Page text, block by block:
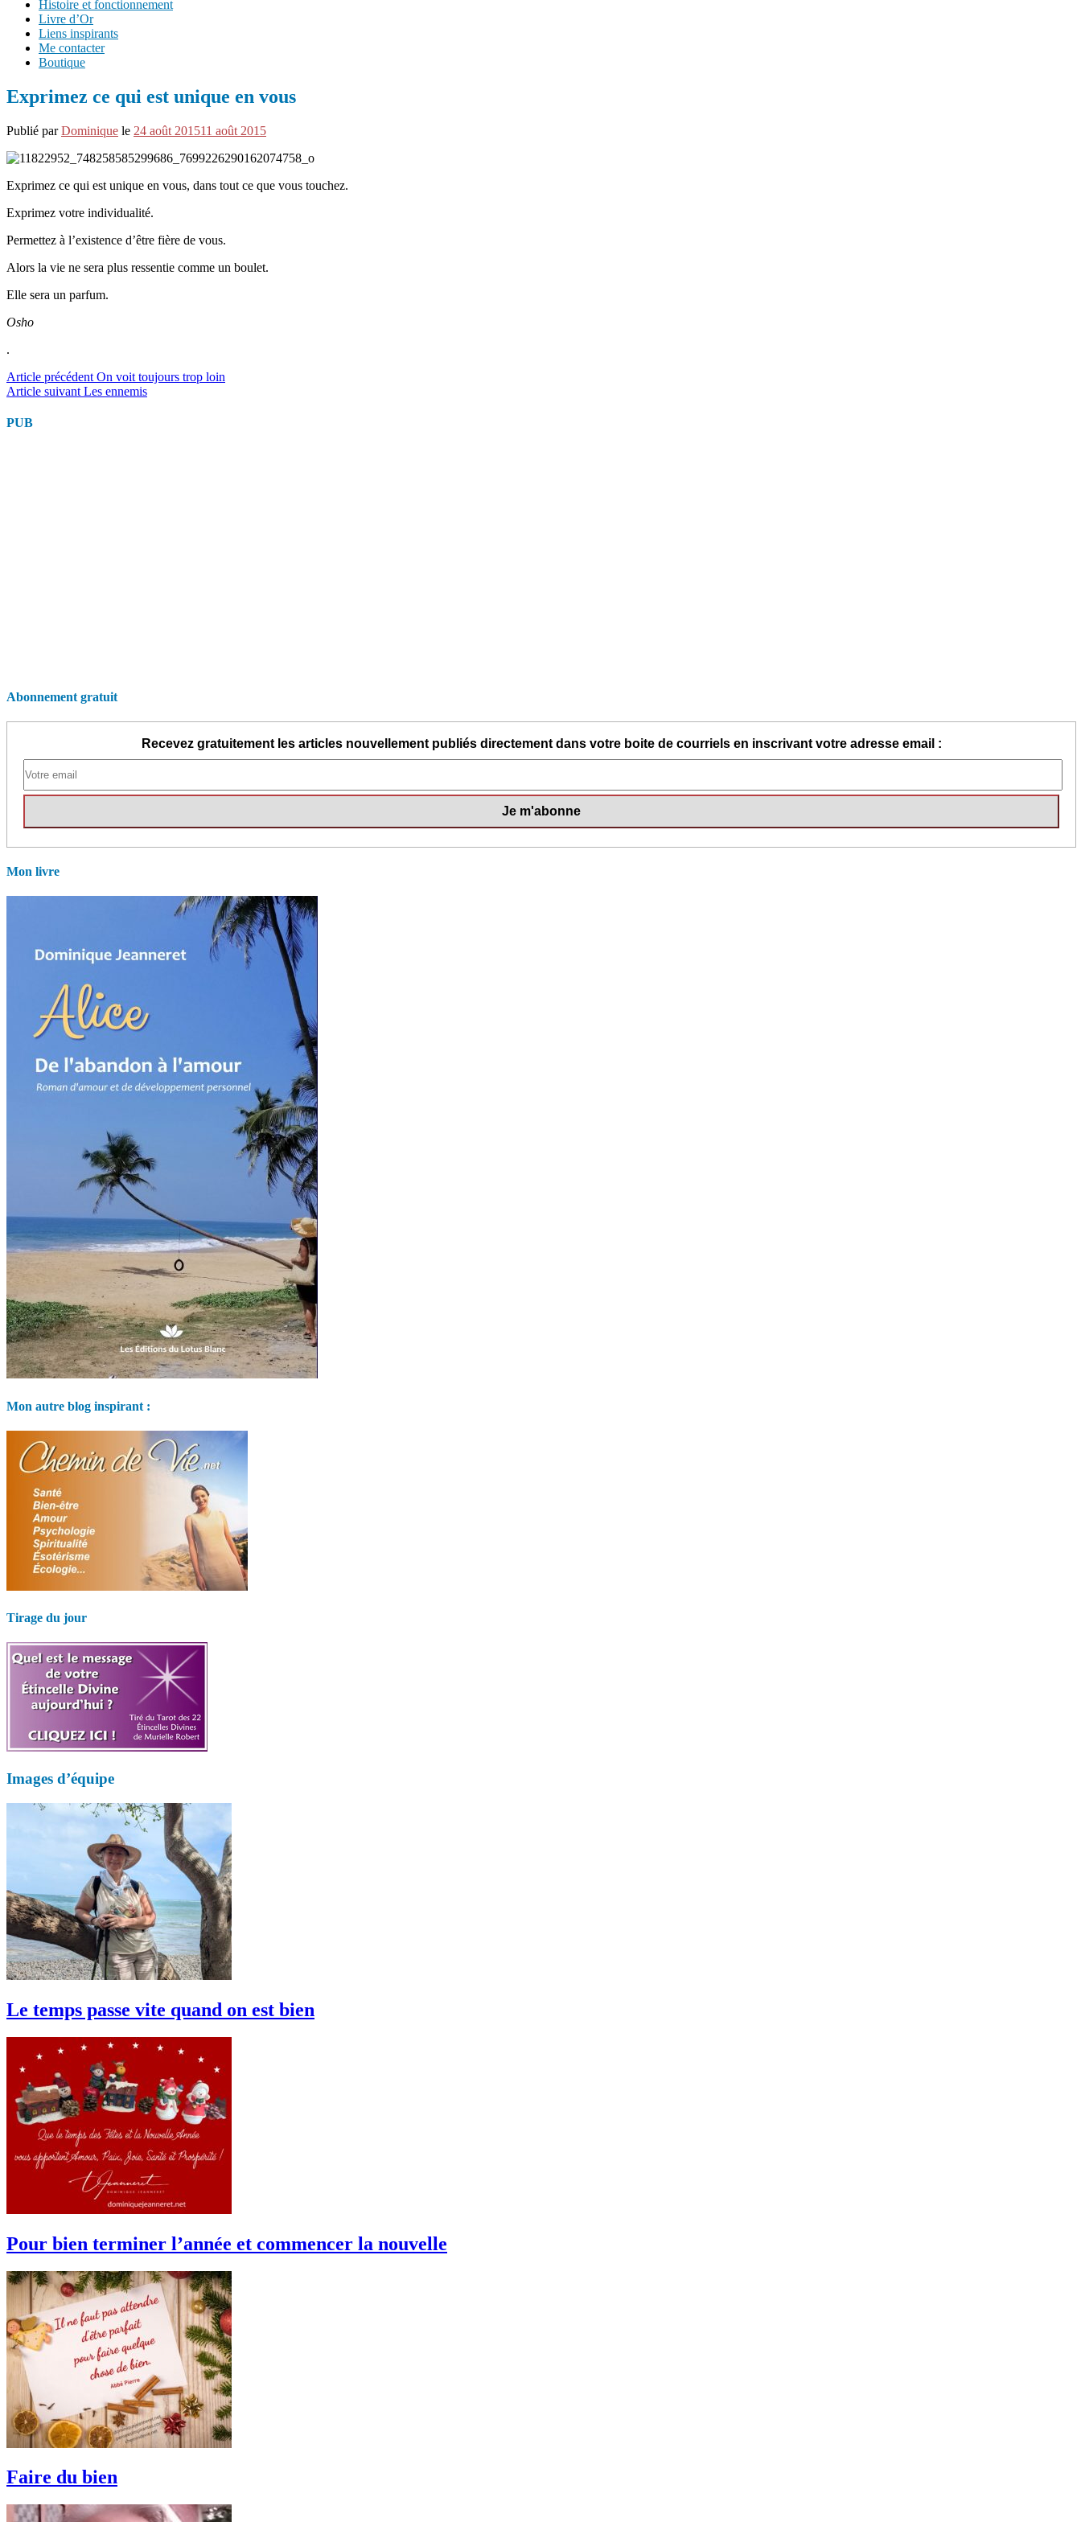
Histoire et fonctionnement
Livre d’Or
Liens inspirants
Me contacter
Boutique
Exprimez ce qui est unique en vous
Publié parDominique le 24 août 201511 août 2015
Exprimez ce qui est unique en vous, dans tout ce que vous touchez.
Exprimez votre individualité.
Permettez à l’existence d’être fière de vous.
Alors la vie ne sera plus ressentie comme un boulet.
Elle sera un parfum.
Osho
.
Lire
la
suite
Article précédent On voit toujours trop loin
Article suivant Les ennemis
PUB
Abonnement gratuit
Recevez gratuitement les articles nouvellement publiés directement dans votre boite de courriels en inscrivant votre adresse email :
Mon livre
Mon autre blog inspirant :
Tirage du jour
Images d’équipe
Le temps passe vite quand on est bien
Pour bien terminer l’année et commencer la nouvelle
Faire du bien